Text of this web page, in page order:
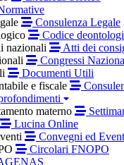
Consulenza Legale
Codice
nazionali
Atti dei
Congressi
Documenti Utili
e fiscale
materno
Lucina Online
Convegni ed
Circolari FNOPO